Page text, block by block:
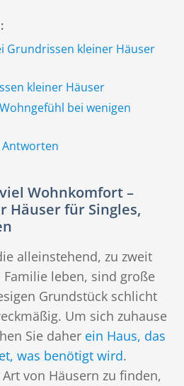
Grundrissen kleiner Häuser
kleiner Häuser
bei wenigen
Antworten
Wohnkomfort –
Häuser für Singles,
alleinstehend, zu zweit
leben, sind große
Grundstück schlicht
Um sich zuhause
Sie daher ein Haus, das
was benötigt wird.
von Häusern zu finden,